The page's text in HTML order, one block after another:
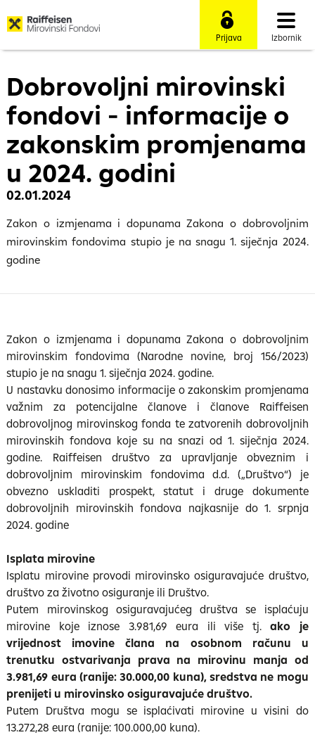
Izbornik
Prijava
Dobrovoljni mirovinski
fondovi - informacije o
zakonskim promjenama
u 2024. godini
02.01.2024
Zakon o izmjenama i dopunama Zakona o dobrovoljnim
mirovinskim fondovima stupio je na snagu 1. siječnja 2024.
godine
Zakon o izmjenama i dopunama Zakona o dobrovoljnim
mirovinskim fondovima (Narodne novine, broj 156/2023)
stupio je na snagu 1. siječnja 2024. godine.
U nastavku donosimo informacije o zakonskim promjenama
važnim za potencijalne članove i članove Raiffeisen
dobrovoljnog mirovinskog fonda te zatvorenih dobrovoljnih
mirovinskih fondova koje su na snazi od 1. siječnja 2024.
godine. Raiffeisen društvo za upravljanje obveznim i
dobrovoljnim mirovinskim fondovima d.d. („Društvo“) je
obvezno uskladiti prospekt, statut i druge dokumente
dobrovoljnih mirovinskih fondova najkasnije do 1. srpnja
2024. godine
Isplata mirovine
Isplatu mirovine provodi mirovinsko osiguravajuće društvo,
društvo za životno osiguranje ili Društvo.
Putem mirovinskog osiguravajućeg društva se isplaćuju
mirovine koje iznose 3.981,69 eura ili više tj.ako je
vrijednost imovine člana na osobnom računu u
trenutku ostvarivanja prava na mirovinu manja od
3.981,69 eura (ranije: 30.000,00 kuna), sredstva ne mogu
prenijeti u mirovinsko osiguravajuće društvo.
Putem Društva mogu se isplaćivati mirovine u visini do
13.272,28 eura (ranije: 100.000,00 kuna).